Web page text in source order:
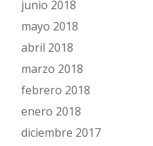
junio 2018
mayo 2018
abril 2018
marzo 2018
febrero 2018
enero 2018
diciembre 2017